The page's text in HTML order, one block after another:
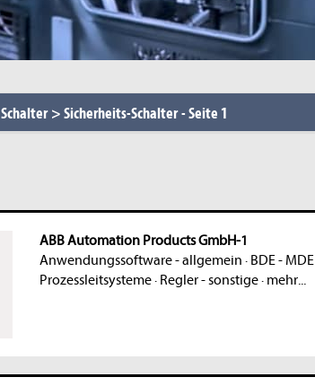
Schalter >Sicherheits-Schalter-Seite 1
ABB Automation Products GmbH-1
Anwendungssoftware - allgemein · BDE - MDE
Prozessleitsysteme· Regler - sonstige· mehr...